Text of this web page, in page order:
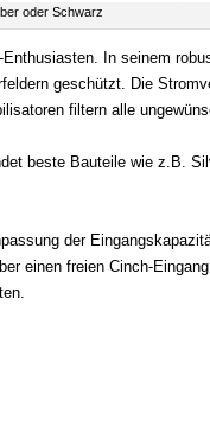
oder Schwarz
In seinem
geschützt. Die
filtern alle
beste Bauteile wie z.B.
der
einen freien Cinch-